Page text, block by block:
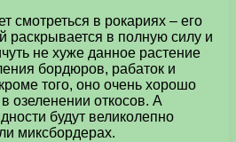
смотреться в рокариях – его
раскрывается в полную силу и
не хуже данное растение
бордюров, рабаток и
того, оно очень хорошо
озеленении откосов. А
будут великолепно
миксбордерах.